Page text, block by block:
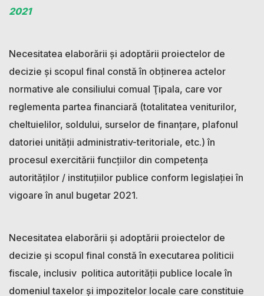
2021
Necesitatea elaborării şi adoptării proiectelor de
decizie și scopul final constă în obținerea actelor
normative ale consiliului comual Ţipala, care vor
reglementa partea financiară (totalitatea veniturilor,
cheltuielilor, soldului, surselor de finanţare, plafonul
datoriei unității administrativ-teritoriale, etc.) în
procesul exercitării funcţiilor din competenţa
autorităților / instituțiilor publice conform legislaţiei în
vigoare în anul bugetar 2021.
Necesitatea elaborării şi adoptării proiectelor de
decizie și scopul final constă în executarea politicii
fiscale, inclusiv politica autorității publice locale în
domeniul taxelor și impozitelor locale care constituie